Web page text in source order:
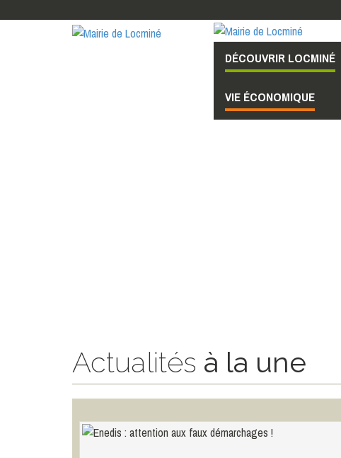
DÉCOUVRIR LOCMINÉ
VIE ÉCONOMIQUE
Actualités à la une